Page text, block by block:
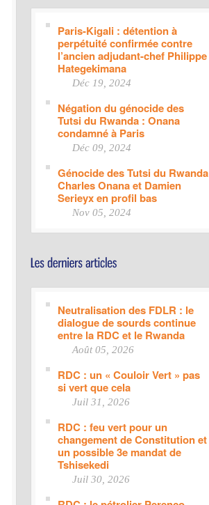
Paris-Kigali : détention à
perpétuité confirmée contre
l’ancien adjudant-chef Philippe
Hategekimana
Déc 19, 2024
Négation du génocide des
Tutsi du Rwanda : Onana
condamné à Paris
Déc 09, 2024
Génocide des Tutsi du Rwanda
Charles Onana et Damien
Serieyx en profil bas
Nov 05, 2024
Neutralisation des FDLR : le
dialogue de sourds continue
entre la RDC et le Rwanda
Août 05, 2026
RDC : un « Couloir Vert » pas
si vert que cela
Juil 31, 2026
RDC : feu vert pour un
changement de Constitution et
un possible 3e mandat de
Tshisekedi
Juil 30, 2026